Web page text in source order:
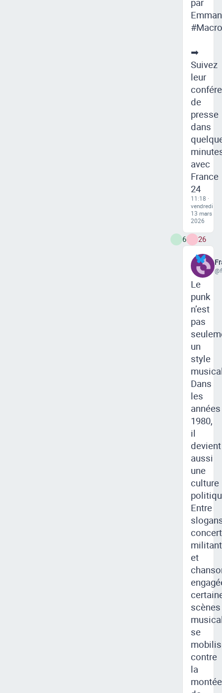
➡
Suivez
leur
de
presse
dans
avec
France
24
11:18 ·
vendredi
13 mars
2026
6 26
Le
punk
n’est
pas
un
style
Dans
les
années
1980,
il
devient
aussi
une
culture
Entre
et
scènes
se
contre
la
montée